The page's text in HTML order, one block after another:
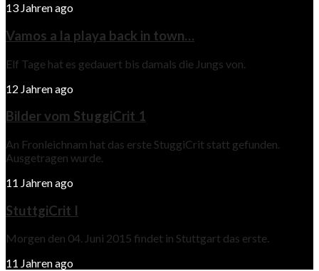
13 Jahren ago
Vamos a la playa back in town…
Elf Tage hat es gedauert bis damals die Jungs von.
12 Jahren ago
Bilder vom StuggiCrit 1
An Fronleichnam hat das erste StuggiCrit statt gefunden.
Ausgetragen wurde.
11 Jahren ago
StuttgiCrit I
Morgen den 04. Juni 2015 findet in Stuttgart das erste.
11 Jahren ago